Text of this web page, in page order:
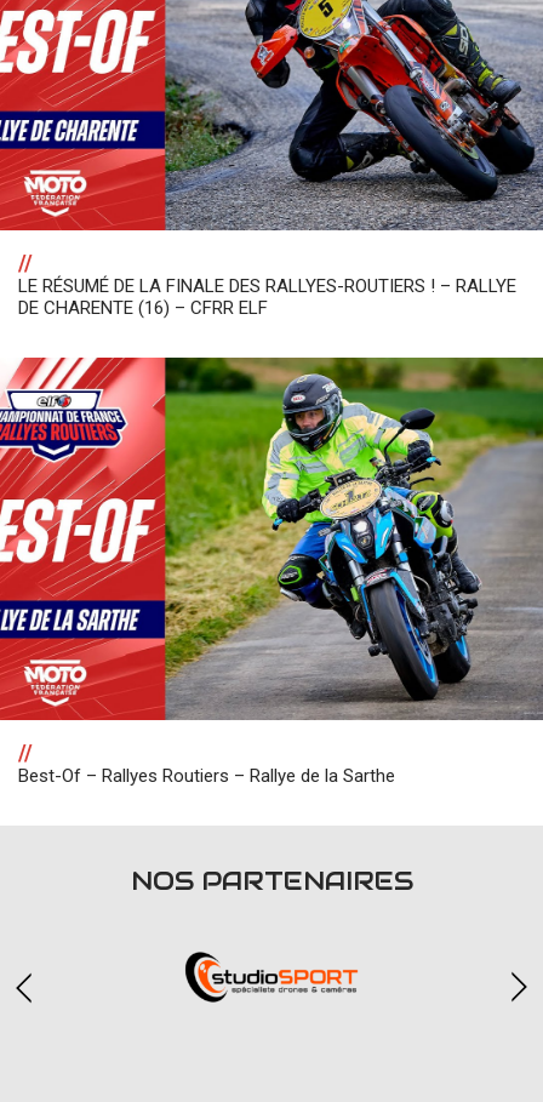
//
LE RÉSUMÉ DE LA FINALE DES RALLYES-ROUTIERS ! – RALLYE
DE CHARENTE (16) – CFRR ELF
//
Best-Of – Rallyes Routiers – Rallye de la Sarthe
NOS PARTENAIRES